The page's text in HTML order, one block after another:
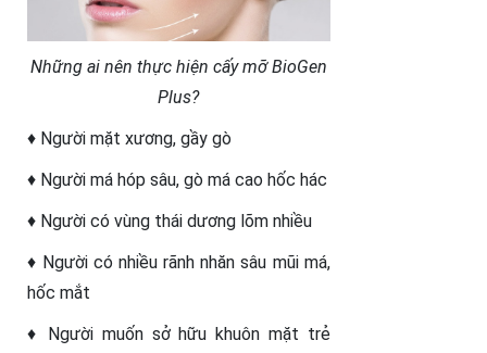
Những ai nên thực hiện cấy mỡ BioGen
Plus?
♦ Người mặt xương, gầy gò
♦ Người má hóp sâu, gò má cao hốc hác
♦ Người có vùng thái dương lõm nhiều
♦ Người có nhiều rãnh nhăn sâu mũi má,
hốc mắt
♦ Người muốn sở hữu khuôn mặt trẻ